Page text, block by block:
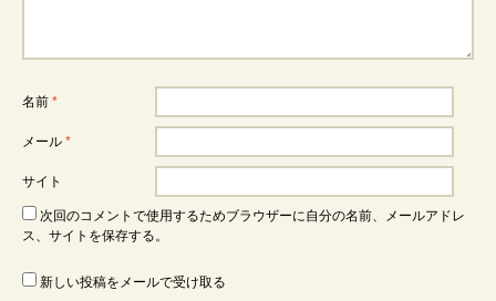
名前 *
メール *
サイト
次回のコメントで使用するためブラウザーに自分の名前、メールアドレ
ス、サイトを保存する。
新しい投稿をメールで受け取る